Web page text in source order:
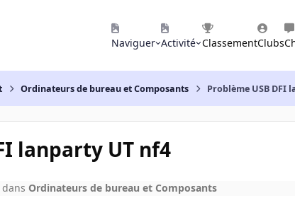
Naviguer Activité ClassementClubs
Ordinateurs de bureau et Composants Problème USB DFI
lanparty UT nf4
dans Ordinateurs de bureau et Composants